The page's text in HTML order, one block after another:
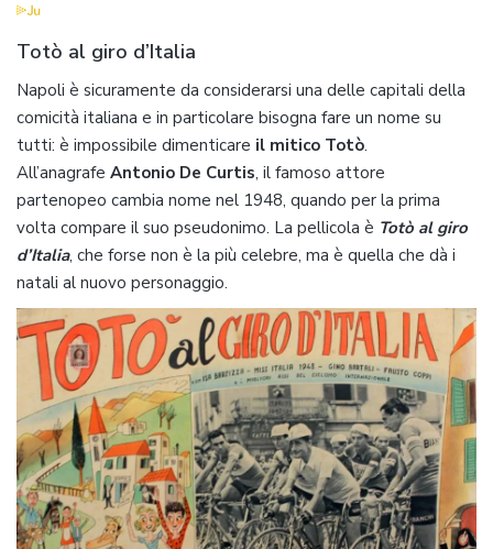
Totò al giro d’Italia
Napoli è sicuramente da considerarsi una delle capitali della
comicità italiana e in particolare bisogna fare un nome su
tutti: è impossibile dimenticare il mitico Totò.
All’anagrafe Antonio De Curtis, il famoso attore
partenopeo cambia nome nel 1948, quando per la prima
volta compare il suo pseudonimo. La pellicola è Totò al giro
d’Italia, che forse non è la più celebre, ma è quella che dà i
natali al nuovo personaggio.